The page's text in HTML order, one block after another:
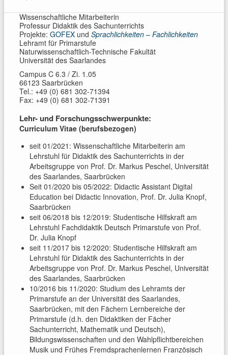
Wissenschaftliche Mitarbeiterin
Professur Didaktik des Sachunterrichts
Projekte: GOFEX und Sprachlichkeiten – Fachlichkeiten
Lehramt für Primarstufe
Naturwissenschaftlich-Technische Fakultät
Universität des Saarlandes
Campus C 6.3 / Zi. 1.05
66123 Saarbrücken
Tel.: +49 (0) 681 302-71394
Fax: +49 (0) 681 302-71391
Lehr- und Forschungsschwerpunkte:
Curriculum Vitae (berufsbezogen)
seit 01/2021: Wissenschaftliche Mitarbeiterin am
Lehrstuhl für Didaktik des Sachunterrichts in der
Arbeitsgruppe von Prof. Dr. Markus Peschel, Universität
des Saarlandes, Saarbrücken
Seit 01/2020 bis 05/2022: Didactic Assistant Digital
Education bei Didactic Innovation, Prof. Dr. Julia Knopf,
Saarbrücken
seit 06/2018 bis 12/2019: Studentische Hilfskraft am
Lehrstuhl Fachdidaktik Deutsch Primarstufe von Prof.
Dr. Julia Knopf
seit 11/2017 bis 12/2020: Studentische Hilfskraft am
Lehrstuhl für Didaktik des Sachunterrichts in der
Arbeitsgruppe von Prof. Dr. Markus Peschel, Universität
des Saarlandes, Saarbrücken
10/2016 bis 11/2020: Studium des Lehramts der
Primarstufe an der Universität des Saarlandes,
Saarbrücken, mit den Fächern Lernbereiche der
Primarstufe (d.h. den Didaktiken der Fächer
Sachunterricht, Mathematik und Deutsch),
Bildungswissenschaften und den Wahlpflichtbereichen
Musik und Frühes Fremdsprachenlernen Französisch